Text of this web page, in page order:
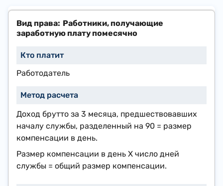
Работники, получающие
заработную плату помесячно
​Работодатель
​Доход брутто за 3 месяца, предшествовавших
началу службы, разделенный на 90 = размер
компенсации в день.
Размер компенсации в день Х число дней
службы = общий размер компенсации.